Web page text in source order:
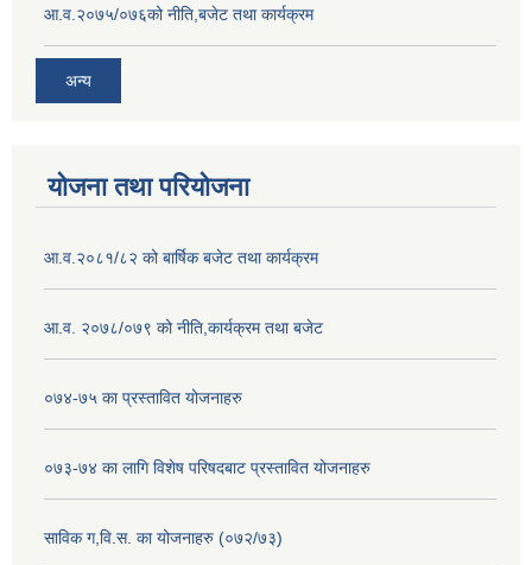
आ.व.२०७५/०७६को नीति,बजेट तथा कार्यक्रम
अन्य
योजना तथा परियोजना
आ.व.२०८१/८२ को बार्षिक बजेट तथा कार्यक्रम
आ.व. २०७८/०७९ को नीति,कार्यक्रम तथा बजेट
०७४-७५ का प्रस्तावित योजनाहरु
०७३-७४ का लागि विशेष परिषदबाट प्रस्तावित योजनाहरु
साविक ग,वि.स. का योजनाहरु (०७२/७३)